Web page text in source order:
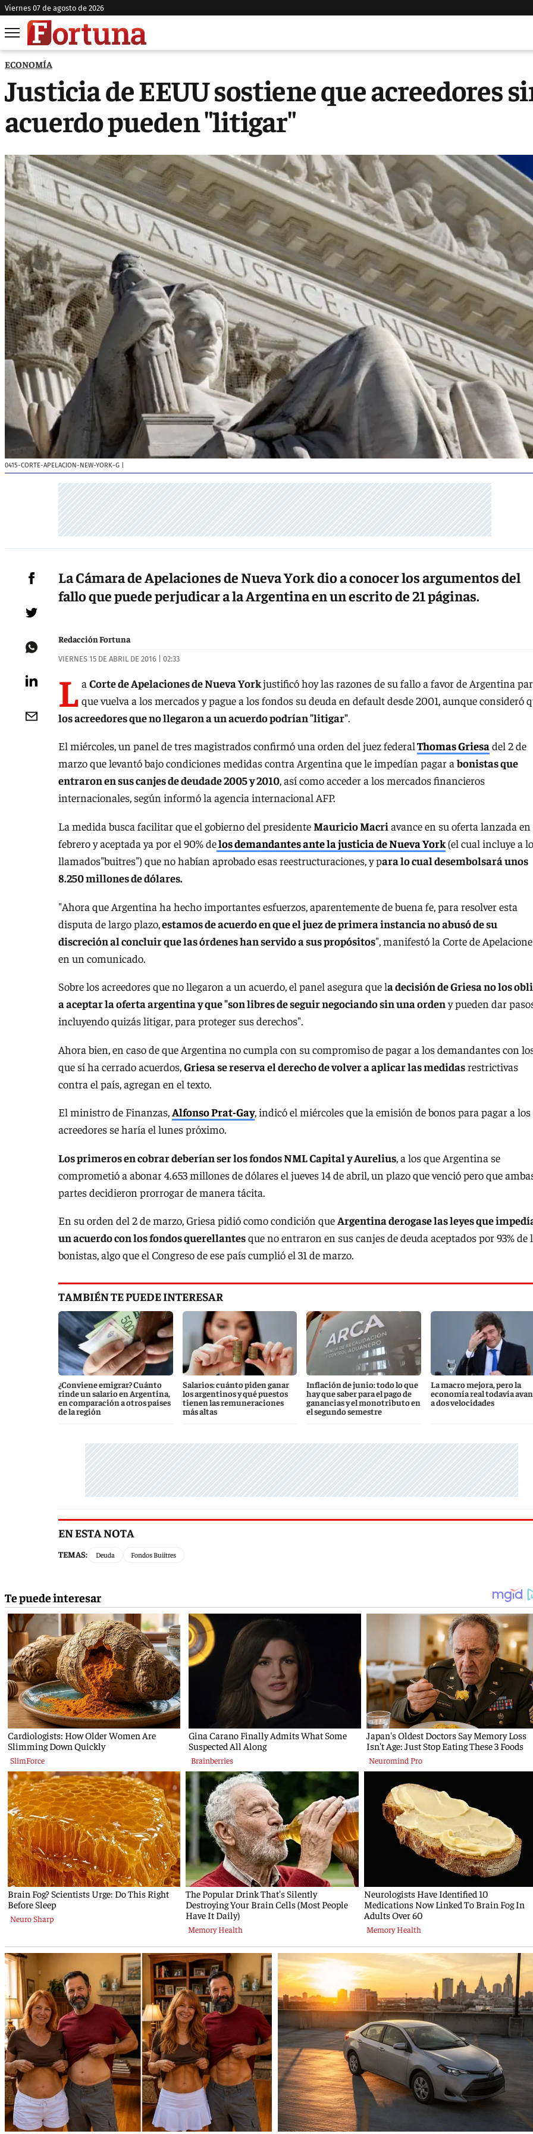
viernes 07 de agosto de 2026
ECONOMÍA
Justicia de EEUU sostiene que acreedores
acuerdo pueden "litigar"
0415-CORTE-APELACION-NEW-YORK-G
La Cámara de Apelaciones de Nueva York dio a conocer los argumentos del
fallo que puede perjudicar a la Argentina en un escrito de 21 páginas.
Redacción Fortuna
VIERNES 15 DE ABRIL DE 2016 | 02:33
L a Corte de Apelaciones de Nueva Yorkjustificó hoy las razones de su fallo a favor de Argentina
que vuelva a los mercados y pague a los fondos su deuda en default desde 2001, aunque consideró
los acreedores que no llegaron a un acuerdo podrían "litigar".
El miércoles, un panel de tres magistrados confirmó una orden del juez federalThomas Griesadel 2 de
marzo que levantó bajo condiciones medidas contra Argentina que le impedían pagar abonistas que
entraron en sus canjes de deudade 2005 y 2010, así como acceder a los mercados financieros
internacionales, según informó la agencia internacional AFP.
La medida busca facilitar que el gobierno del presidenteMauricio Macri avance en su oferta lanzada en
febrero y aceptada ya por el 90% delos demandantes ante la justicia de Nueva York(el cual incluye a
llamados"buitres") que no habían aprobado esas reestructuraciones, y para lo cual desembolsará unos
8.250 millones de dólares.
"Ahora que Argentina ha hecho importantes esfuerzos, aparentemente de buena fe, para resolver esta
disputa de largo plazo, estamos de acuerdo en que el juez de primera instancia no abusó de su
discreción al concluir que las órdenes han servido a sus propósitos", manifestó la Corte de
en un comunicado.
Sobre los acreedores que no llegaron a un acuerdo, el panel asegura que la decisión de Griesa no los
a aceptar la oferta argentina y que "son libres de seguir negociando sin una ordeny pueden dar
incluyendo quizás litigar, para proteger sus derechos".
Ahora bien, en caso de que Argentina no cumpla con su compromiso de pagar a los demandantes con
que sí ha cerrado acuerdos,Griesa se reserva el derecho de volver a aplicar las medidasrestrictivas
contra el país, agregan en el texto.
El ministro de Finanzas,Alfonso Prat-Gay, indicó el miércoles que la emisión de bonos para pagar a los
acreedores se haría el lunes próximo.
Los primeros en cobrar deberían ser los fondos NML Capital y Aurelius, a los que Argentina se
comprometió a abonar 4.653 millones de dólares el jueves 14 de abril, un plazo que venció pero que
partes decidieron prorrogar de manera tácita.
En su orden del 2 de marzo, Griesa pidió como condición queArgentina derogase las leyes que
un acuerdo con los fondos querellantesque no entraron en sus canjes de deuda aceptados por 93% de
bonistas, algo que el Congreso de ese país cumplió el 31 de marzo.
TAMBIÉN TE PUEDE INTERESAR
¿Conviene emigrar? Cuánto
rinde un salario en Argentina,
en comparación a otros países
de la región
Salarios: cuánto piden ganar
los argentinos y qué puestos
tienen las remuneraciones
más altas
Inflación de junio: todo lo que
hay que saber para el pago de
ganancias y el monotributo en
el segundo semestre
La macro mejora, pero la
economía real todavía
a dos velocidades
EN ESTA NOTA
TEMAS: Deuda Fondos Buiitres